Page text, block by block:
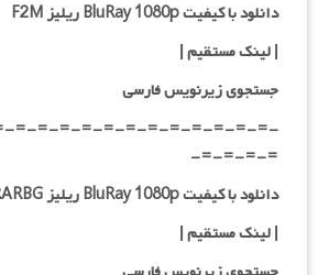
دانلود با کیفیت BluRay 1080p ریلیز F2M
|لینک مستقیم|
جستجوی زیرنویس فارسی
=-=-=-=-=-=-=-=-=-=-=-=-
=-=-=-=-
دانلود با کیفیت BluRay 1080p ریلیز RARBG
|لینک مستقیم|